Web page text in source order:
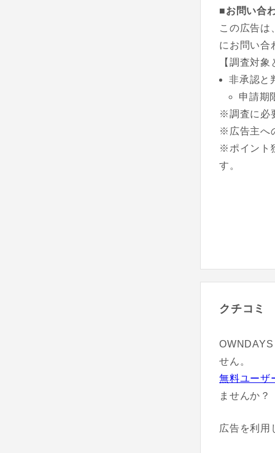
■お問い合
この広告は
にお問い合
【調査対
非承認と
申請期
※調査に必
※広告主へ
※ポイント
す。
クチコミ
せん。
無料ユーザ
ませんか？
広告を利用